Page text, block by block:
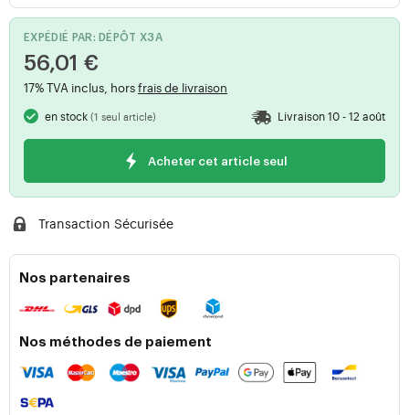
EXPÉDIÉ PAR: DÉPÔT X3A
56,01 €
17% TVA inclus, horsfrais de livraison
en stock(1 seul article) Livraison 10 - 12 août
Acheter cet article seul
Transaction Sécurisée
Nos partenaires
Nos méthodes de paiement